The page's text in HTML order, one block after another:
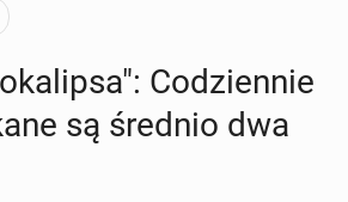
Co­dzien­nie
są średnio dwa